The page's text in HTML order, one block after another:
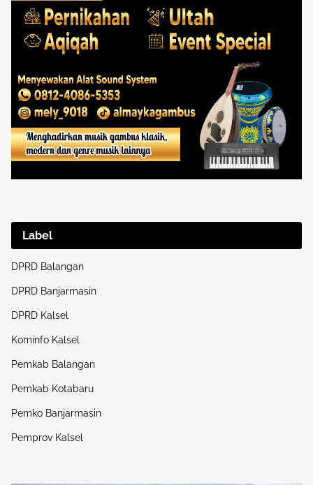
Label
DPRD Balangan
DPRD Banjarmasin
DPRD Kalsel
Kominfo Kalsel
Pemkab Balangan
Pemkab Kotabaru
Pemko Banjarmasin
Pemprov Kalsel